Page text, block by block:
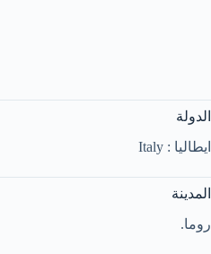
الدولة
ايطاليا : Italy
المدينة
روما.